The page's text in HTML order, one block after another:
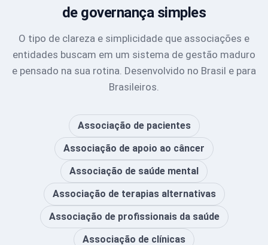
de governança simples
O tipo de clareza e simplicidade que associações e
entidades buscam em um sistema de gestão maduro
e pensado na sua rotina. Desenvolvido no Brasil e para
Brasileiros.
Associação de pacientes
Associação de apoio ao câncer
Associação de saúde mental
Associação de terapias alternativas
Associação de profissionais da saúde
Associação de clínicas